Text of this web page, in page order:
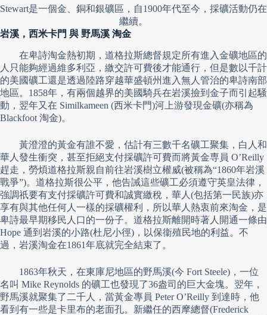
Stewart是一個金、銅和銀礦區，自1900年代至今，採礦活動仍在
繼續。
岩溪，西米卡門 與 野馬溪 淘金
在卑詩淘金熱初期，道格拉斯總督規定所有進入金礦地區的
人只能夠經過維多利亞，繳交許可費後才能通行，但是數以千計
的美國礦工還是透過陸路穿越華盛頓州進入無人管治的卑詩南部
地區。1858年，有兩個越界的美國騎兵在岩溪撿到金子而引起騒
動，翌年又在 Similkameen (西米卡門)河上游發現金礦(亦稱為
Blackfoot 淘金)。
黃澄澄的黃金有誰不愛，估計有三數千名礦工聚集，白人和
華人發生衝突，甚至拒絕支付採礦許可費而將黃金専員 O’Reilly
趕走，勞煩道格拉斯親自前往岩溪樹立權威(被稱為“1860年岩溪
戰爭”)。道格拉斯很公平，他告誡這些礦工必須遵守英皇法律，
強調祇要有支付採礦許可費和誠實繳稅，華人(包括第一民族)亦
享有與其他任何人一樣的採礦權利，所以華人熱衷前來淘金，是
卑詩最早期移民人口的一份子。道格拉斯離開時著人開通一條由
Hope 通到岩溪的小路(杜尼小徑)，以保衞殖民地的利益。不
過，岩溪淘金在1861年底就完全結束了。
1863年秋天，在東庫尼地區的野馬溪(今 Fort Steele)，一位
名叫 Mike Reynolds 的礦工也發現了36盎司的巨大金塊。翌年，
野馬溪就聚集了二千人，當黃金專員 Peter O’Reilly 到達時，他
看到有一些是卡里布的老面孔。新繼任的西摩總督(Frederick